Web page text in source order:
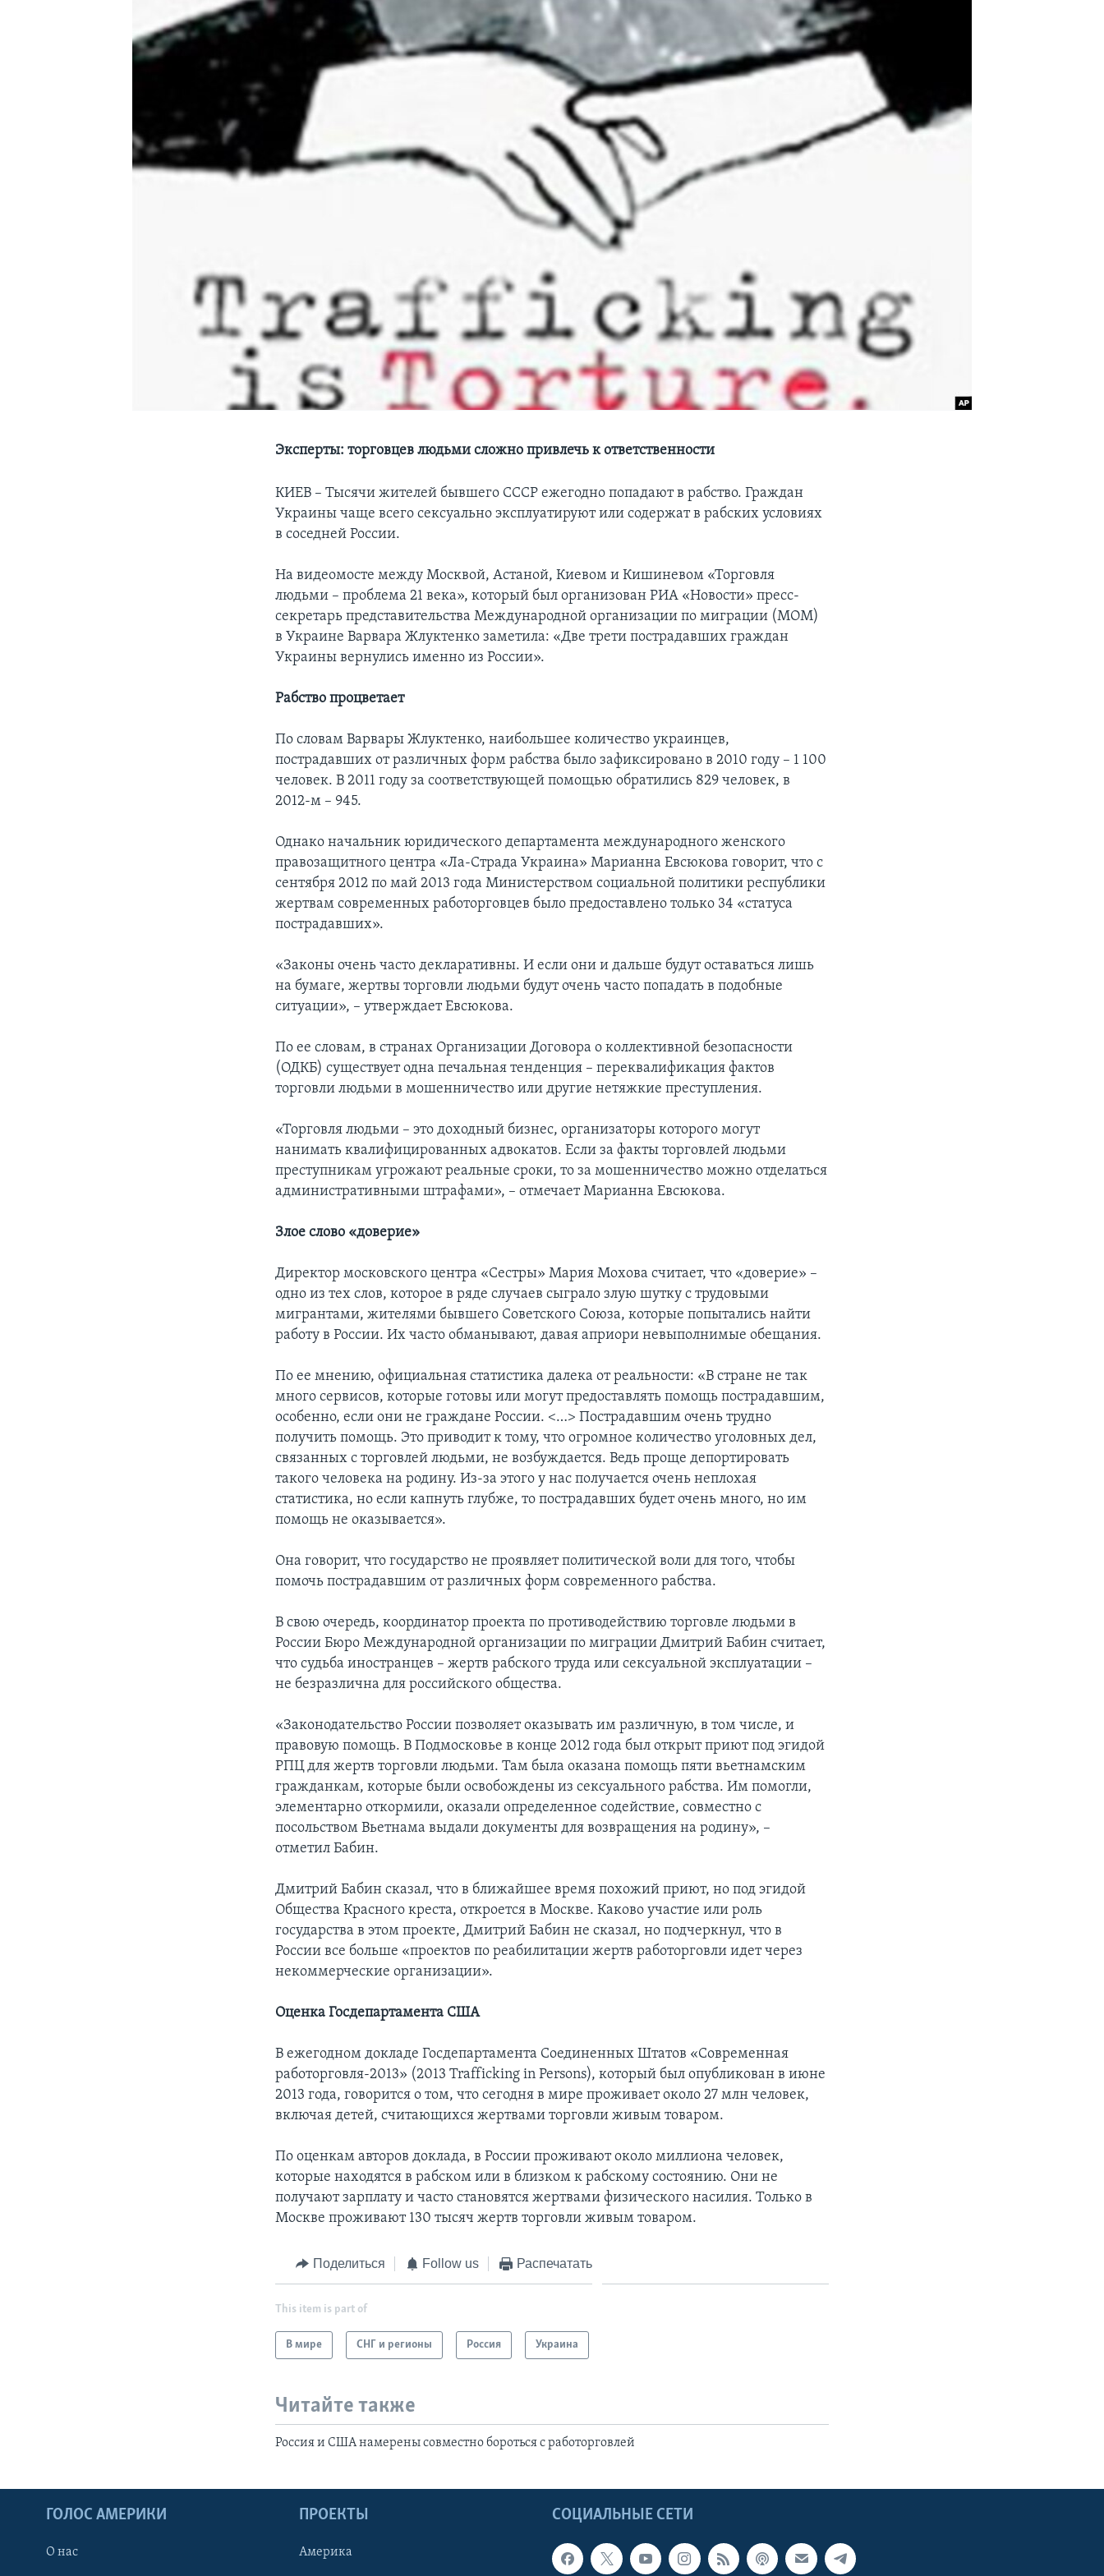
Эксперты: торговцев людьми сложно привлечь к ответственности
КИЕВ – Тысячи жителей бывшего СССР ежегодно попадают в рабство. Граждан
Украины чаще всего сексуально эксплуатируют или содержат в рабских условиях
в соседней России.
На видеомосте между Москвой, Астаной, Киевом и Кишиневом «Торговля
людьми – проблема 21 века», который был организован РИА «Новости» пресс-
секретарь представительства Международной организации по миграции (МОМ)
в Украине Варвара Жлуктенко заметила: «Две трети пострадавших граждан
Украины вернулись именно из России».
Рабство процветает
По словам Варвары Жлуктенко, наибольшее количество украинцев,
пострадавших от различных форм рабства было зафиксировано в 2010 году – 1 100
человек. В 2011 году за соответствующей помощью обратились 829 человек, в
2012-м – 945.
Однако начальник юридического департамента международного женского
правозащитного центра «Ла-Страда Украина» Марианна Евсюкова говорит, что с
сентября 2012 по май 2013 года Министерством социальной политики республики
жертвам современных работорговцев было предоставлено только 34 «статуса
пострадавших».
«Законы очень часто декларативны. И если они и дальше будут оставаться лишь
на бумаге, жертвы торговли людьми будут очень часто попадать в подобные
ситуации», – утверждает Евсюкова.
По ее словам, в странах Организации Договора о коллективной безопасности
(ОДКБ) существует одна печальная тенденция – переквалификация фактов
торговли людьми в мошенничество или другие нетяжкие преступления.
«Торговля людьми – это доходный бизнес, организаторы которого могут
нанимать квалифицированных адвокатов. Если за факты торговлей людьми
преступникам угрожают реальные сроки, то за мошенничество можно отделаться
административными штрафами», – отмечает Марианна Евсюкова.
Злое слово «доверие»
Директор московского центра «Сестры» Мария Мохова считает, что «доверие» –
одно из тех слов, которое в ряде случаев сыграло злую шутку с трудовыми
мигрантами, жителями бывшего Советского Союза, которые попытались найти
работу в России. Их часто обманывают, давая априори невыполнимые обещания.
По ее мнению, официальная статистика далека от реальности: «В стране не так
много сервисов, которые готовы или могут предоставлять помощь пострадавшим,
особенно, если они не граждане России. <…> Пострадавшим очень трудно
получить помощь. Это приводит к тому, что огромное количество уголовных дел,
связанных с торговлей людьми, не возбуждается. Ведь проще депортировать
такого человека на родину. Из-за этого у нас получается очень неплохая
статистика, но если капнуть глубже, то пострадавших будет очень много, но им
помощь не оказывается».
Она говорит, что государство не проявляет политической воли для того, чтобы
помочь пострадавшим от различных форм современного рабства.
В свою очередь, координатор проекта по противодействию торговле людьми в
России Бюро Международной организации по миграции Дмитрий Бабин считает,
что судьба иностранцев – жертв рабского труда или сексуальной эксплуатации –
не безразлична для российского общества.
«Законодательство России позволяет оказывать им различную, в том числе, и
правовую помощь. В Подмосковье в конце 2012 года был открыт приют под эгидой
РПЦ для жертв торговли людьми. Там была оказана помощь пяти вьетнамским
гражданкам, которые были освобождены из сексуального рабства. Им помогли,
элементарно откормили, оказали определенное содействие, совместно с
посольством Вьетнама выдали документы для возвращения на родину», –
отметил Бабин.
Дмитрий Бабин сказал, что в ближайшее время похожий приют, но под эгидой
Общества Красного креста, откроется в Москве. Каково участие или роль
государства в этом проекте, Дмитрий Бабин не сказал, но подчеркнул, что в
России все больше «проектов по реабилитации жертв работорговли идет через
некоммерческие организации».
Оценка Госдепартамента США
В ежегодном докладе Госдепартамента Соединенных Штатов «Современная
работорговля-2013» (2013 Trafficking in Persons), который был опубликован в июне
2013 года, говорится о том, что сегодня в мире проживает около 27 млн человек,
включая детей, считающихся жертвами торговли живым товаром.
По оценкам авторов доклада, в России проживают около миллиона человек,
которые находятся в рабском или в близком к рабскому состоянию. Они не
получают зарплату и часто становятся жертвами физического насилия. Только в
Москве проживают 130 тысяч жертв торговли живым товаром.
Поделиться Follow us Распечатать
This item is part of
В мире СНГ и регионы Россия Украина
Читайте также
Россия и США намерены совместно бороться с работорговлей
СОЦИАЛЬНЫЕ СЕТИ
ГОЛОС АМЕРИКИ
О нас
ПРОЕКТЫ
Америка